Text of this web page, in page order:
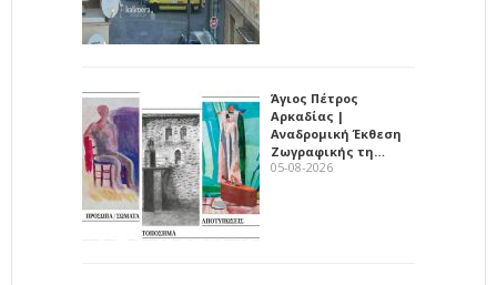
Άγιος Πέτρος
Αρκαδίας |
Αναδρομική Έκθεση
Ζωγραφικής τη…
05-08-2026